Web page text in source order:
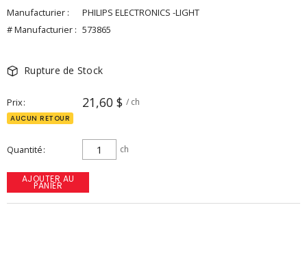
Manufacturier :
PHILIPS ELECTRONICS -LIGHT
# Manufacturier : 573865
Rupture de Stock
Prix 21,60 $ / ch
AUCUN RETOUR
Quantité ch
AJOUTER AU
PANIER